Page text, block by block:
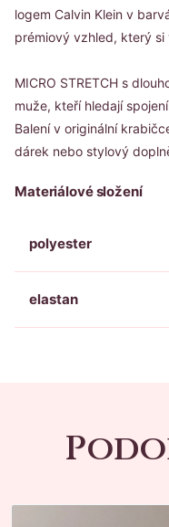
logem Calvin Klein v
prémiový vzhled, který si
MICRO STRETCH s
muže, kteří hledají
Balení v originální
dárek nebo stylový
Materiálové složení
polyester
elastan